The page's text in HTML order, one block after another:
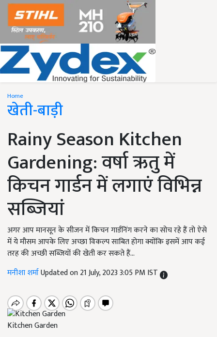
Home
खेती-बाड़ी
Rainy Season Kitchen
Gardening: वर्षा ऋतु में
किचन गार्डन में लगाएं विभिन्न
सब्जियां
अगर आप मानसून के सीजन में किचन गार्डनिंग करने का सोच रहे हैं तो ऐसे
में ये मौसम आपके लिए अच्छा विकल्प साबित होगा क्योंकि इसमें आप कई
तरह की अच्छी सब्जियों की खेती कर सकते हैं...
मनीशा शर्माUpdated on 21 July, 2023 3:05 PM IST
Kitchen Garden